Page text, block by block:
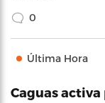
0
Última Hora
Caguas